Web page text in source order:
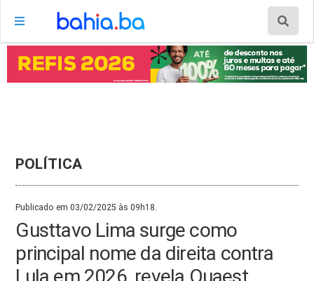
POLÍTICA
Publicado em 03/02/2025 às 09h18.
Gusttavo Lima surge como
principal nome da direita contra